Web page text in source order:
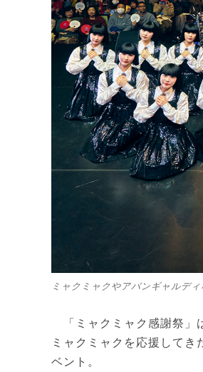
ミャクミャクやアバンギャルデ
「ミャクミャク感謝祭」
ミャクミャクを応援して
ベント。